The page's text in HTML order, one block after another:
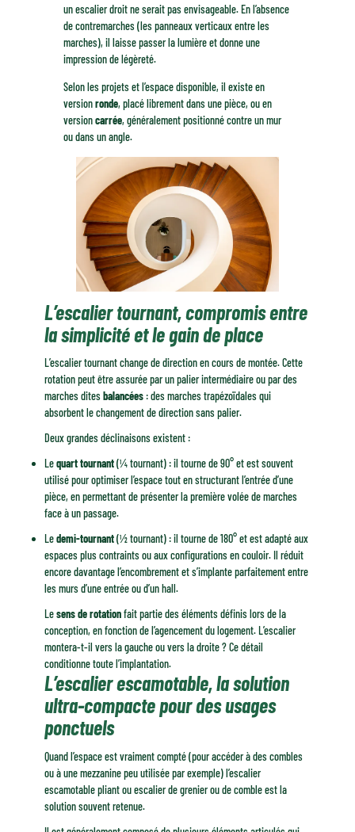
un escalier droit ne serait pas envisageable. En l’absence
de contremarches (les panneaux verticaux entre les
marches), il laisse passer la lumière et donne une
impression de légèreté.
Selon les projets et l’espace disponible, il existe en
versionronde, placé librement dans une pièce, ou en
versioncarrée, généralement positionné contre un mur
ou dans un angle.
L’escalier tournant, compromis entre
la simplicité et le gain de place
L’escalier tournant change de direction en cours de montée. Cette
rotation peut être assurée par un palier intermédiaire ou par des
marches ditesbalancées : des marches trapézoïdales qui
absorbent le changement de direction sans palier.
Deux grandes déclinaisons existent :
Lequart tournant(¼ tournant) : il tourne de 90° et est souvent
utilisé pour optimiser l’espace tout en structurant l’entrée d’une
pièce, en permettant de présenter la première volée de marches
face à un passage.
Ledemi-tournant(½ tournant) : il tourne de 180° et est adapté aux
espaces plus contraints ou aux configurations en couloir. Il réduit
encore davantage l’encombrement et s’implante parfaitement entre
les murs d’une entrée ou d’un hall.
Lesens de rotationfait partie des éléments définis lors de la
conception, en fonction de l’agencement du logement. L’escalier
montera-t-il vers la gauche ou vers la droite ? Ce détail
conditionne toute l’implantation.
L’escalier escamotable, la solution
ultra-compacte pour des usages
ponctuels
Quand l’espace est vraiment compté (pour accéder à des combles
ou à une mezzanine peu utilisée par exemple) l’escalier
escamotable pliant ou escalier de grenier ou de comble est la
solution souvent retenue.